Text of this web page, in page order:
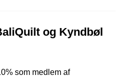
og Kyndbøl
som medlem af